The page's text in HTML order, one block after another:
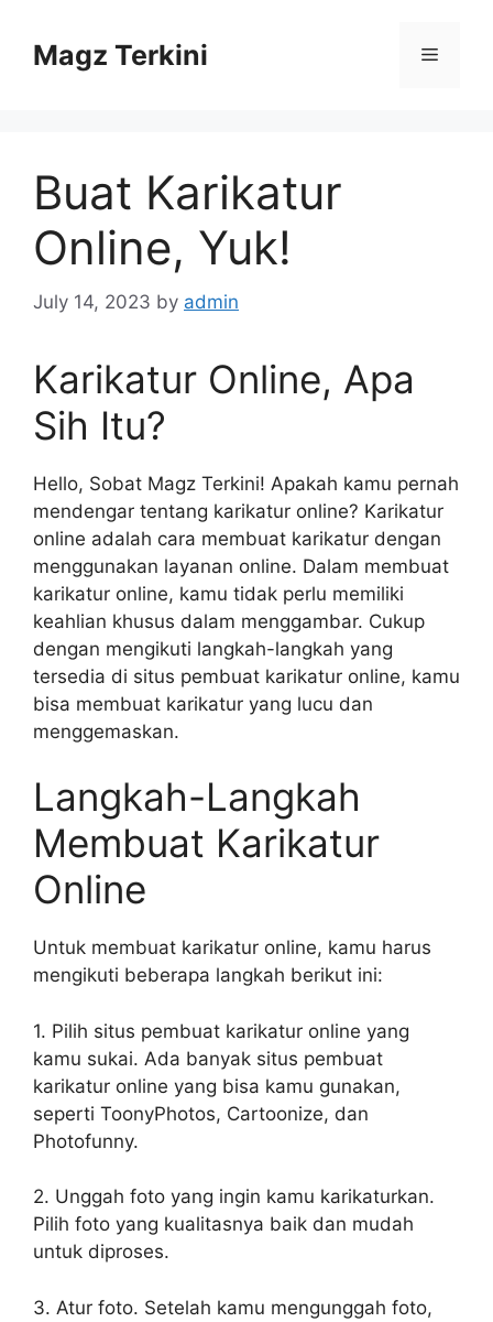
contentMagz Terkini Menu
Buat Karikatur
Online, Yuk!
July 14, 2023 by admin
Karikatur Online, Apa
Sih Itu?
Hello, Sobat Magz Terkini! Apakah kamu pernah
mendengar tentang karikatur online? Karikatur
online adalah cara membuat karikatur dengan
menggunakan layanan online. Dalam membuat
karikatur online, kamu tidak perlu memiliki
keahlian khusus dalam menggambar. Cukup
dengan mengikuti langkah-langkah yang
tersedia di situs pembuat karikatur online, kamu
bisa membuat karikatur yang lucu dan
menggemaskan.
Langkah-Langkah
Membuat Karikatur
Online
Untuk membuat karikatur online, kamu harus
mengikuti beberapa langkah berikut ini:
1. Pilih situs pembuat karikatur online yang
kamu sukai. Ada banyak situs pembuat
karikatur online yang bisa kamu gunakan,
seperti ToonyPhotos, Cartoonize, dan
Photofunny.
2. Unggah foto yang ingin kamu karikaturkan.
Pilih foto yang kualitasnya baik dan mudah
untuk diproses.
3. Atur foto. Setelah kamu mengunggah foto,